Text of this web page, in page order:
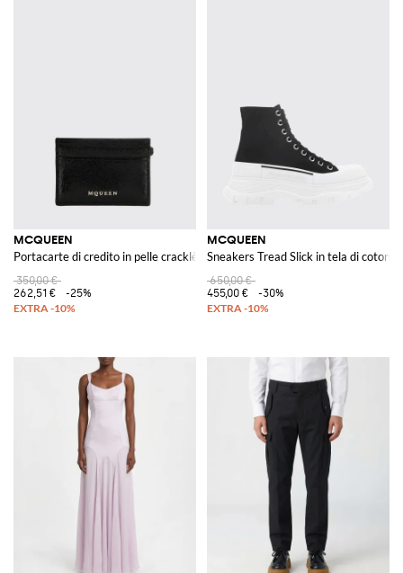
MCQUEEN
Portacarte di credito in pelle cracklè
350,00 €
262,51 €
-25%
MCQUEEN
Sneakers Tread Slick in tela di cotone
650,00 €
455,00 €
-30%